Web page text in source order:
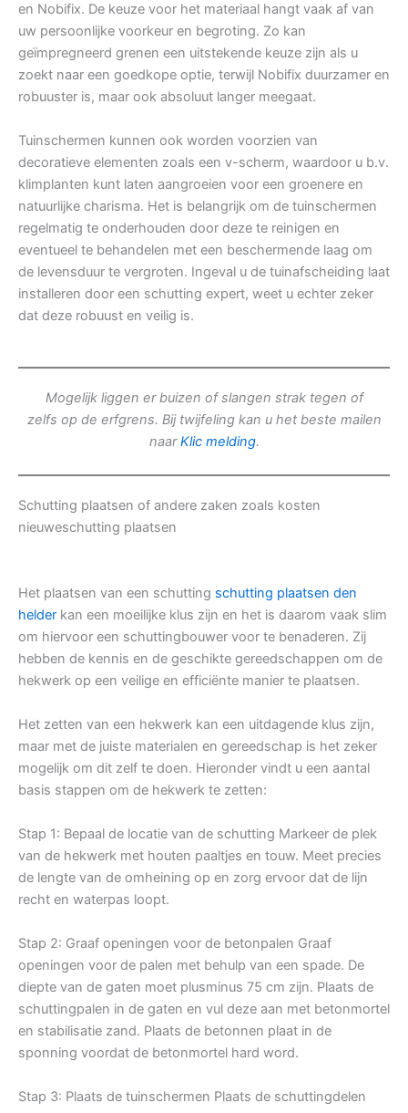
en Nobifix. De keuze voor het materiaal hangt vaak af van
uw persoonlijke voorkeur en begroting. Zo kan
geïmpregneerd grenen een uitstekende keuze zijn als u
zoekt naar een goedkope optie, terwijl Nobifix duurzamer en
robuuster is, maar ook absoluut langer meegaat.
Tuinschermen kunnen ook worden voorzien van
decoratieve elementen zoals een v-scherm, waardoor u b.v.
klimplanten kunt laten aangroeien voor een groenere en
natuurlijke charisma. Het is belangrijk om de tuinschermen
regelmatig te onderhouden door deze te reinigen en
eventueel te behandelen met een beschermende laag om
de levensduur te vergroten. Ingeval u de tuinafscheiding laat
installeren door een schutting expert, weet u echter zeker
dat deze robuust en veilig is.
Mogelijk liggen er buizen of slangen strak tegen of
zelfs op de erfgrens. Bij twijfeling kan u het beste mailen
naarKlic melding.
Schutting plaatsen of andere zaken zoals kosten
nieuweschutting plaatsen
Het plaatsen van een schutting schutting plaatsen den
helder kan een moeilijke klus zijn en het is daarom vaak slim
om hiervoor een schuttingbouwer voor te benaderen. Zij
hebben de kennis en de geschikte gereedschappen om de
hekwerk op een veilige en efficiënte manier te plaatsen.
Het zetten van een hekwerk kan een uitdagende klus zijn,
maar met de juiste materialen en gereedschap is het zeker
mogelijk om dit zelf te doen. Hieronder vindt u een aantal
basis stappen om de hekwerk te zetten:
Stap 1: Bepaal de locatie van de schutting Markeer de plek
van de hekwerk met houten paaltjes en touw. Meet precies
de lengte van de omheining op en zorg ervoor dat de lijn
recht en waterpas loopt.
Stap 2: Graaf openingen voor de betonpalen Graaf
openingen voor de palen met behulp van een spade. De
diepte van de gaten moet plusminus 75 cm zijn. Plaats de
schuttingpalen in de gaten en vul deze aan met betonmortel
en stabilisatie zand. Plaats de betonnen plaat in de
sponning voordat de betonmortel hard word.
Stap 3: Plaats de tuinschermen Plaats de schuttingdelen